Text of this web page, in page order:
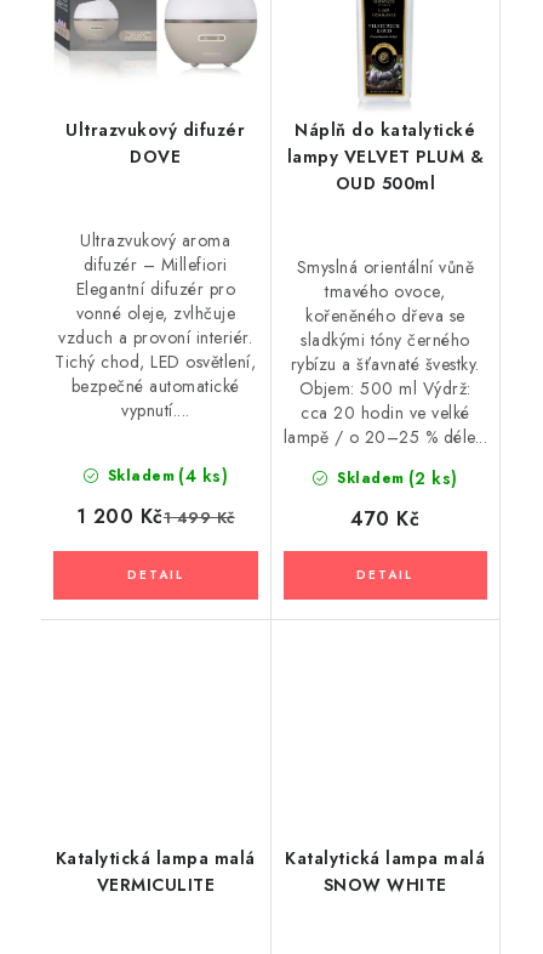
Ultrazvukový difuzér
DOVE
Skladem (4 ks)
1 200 Kč1 499 Kč
Ultrazvukový aroma
difuzér – Millefiori
Elegantní difuzér pro
vonné oleje, zvlhčuje
vzduch a provoní interiér.
Tichý chod, LED osvětlení,
bezpečné automatické
vypnutí....
Náplň do katalytické
lampy VELVET PLUM &
OUD 500ml
Skladem (2 ks)
470 Kč
Smyslná orientální vůně
tmavého ovoce,
kořeněného dřeva se
sladkými tóny černého
rybízu a šťavnaté švestky.
Objem: 500 ml Výdrž:
cca 20 hodin ve velké
lampě / o 20–25 % déle...
Katalytická lampa malá
VERMICULITE
Katalytická lampa malá
SNOW WHITE